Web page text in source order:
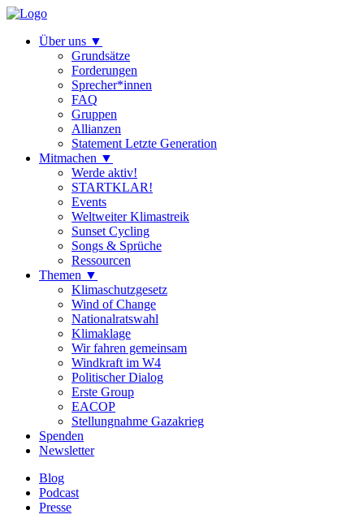
Über uns ▼
Grundsätze
Forderungen
Sprecher*innen
FAQ
Gruppen
Allianzen
Statement Letzte Generation
Mitmachen ▼
Werde aktiv!
STARTKLAR!
Events
Weltweiter Klimastreik
Sunset Cycling
Songs & Sprüche
Ressourcen
Themen ▼
Klimaschutzgesetz
Wind of Change
Nationalratswahl
Klimaklage
Wir fahren gemeinsam
Windkraft im W4
Politischer Dialog
Erste Group
EACOP
Stellungnahme Gazakrieg
Spenden
Newsletter
Blog
Podcast
Presse